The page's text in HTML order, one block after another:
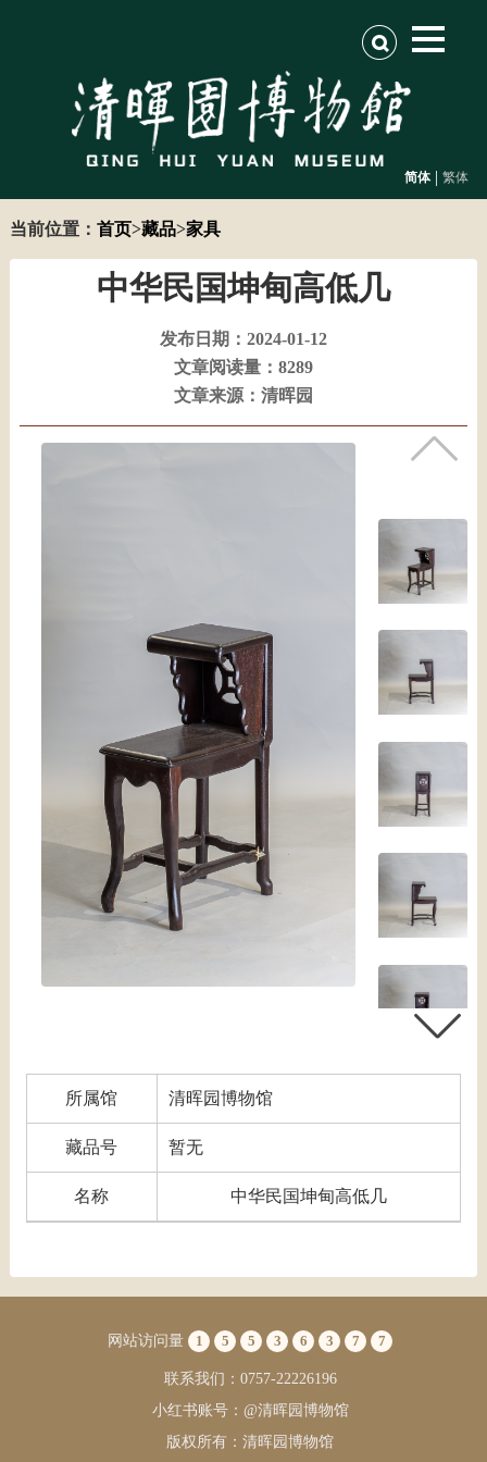
简体 | 繁体
当前位置： 首页>藏品>家具
中华民国坤甸高低几
发布日期：2024-01-12
文章阅读量：8289
文章来源：清晖园
所属馆 清晖园博物馆
藏品号 暂无
名称 中华民国坤甸高低几
网站访问量 1 5 5 3 6 3 7 7
联系我们：0757-22226196
小红书账号：@清晖园博物馆
版权所有：清晖园博物馆